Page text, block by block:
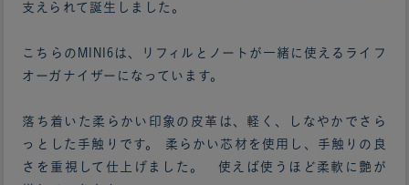
支えられて誕生しました。
こちらのMINI6は、リフィルとノートが一緒に使えるライフ
オーガナイザーになっています。
落ち着いた柔らかい印象の皮革は、軽く、しなやかでさら
っとした手触りです。 柔らかい芯材を使用し、手触りの良
さを重視して仕上げました。 使えば使うほど柔軟に艶が